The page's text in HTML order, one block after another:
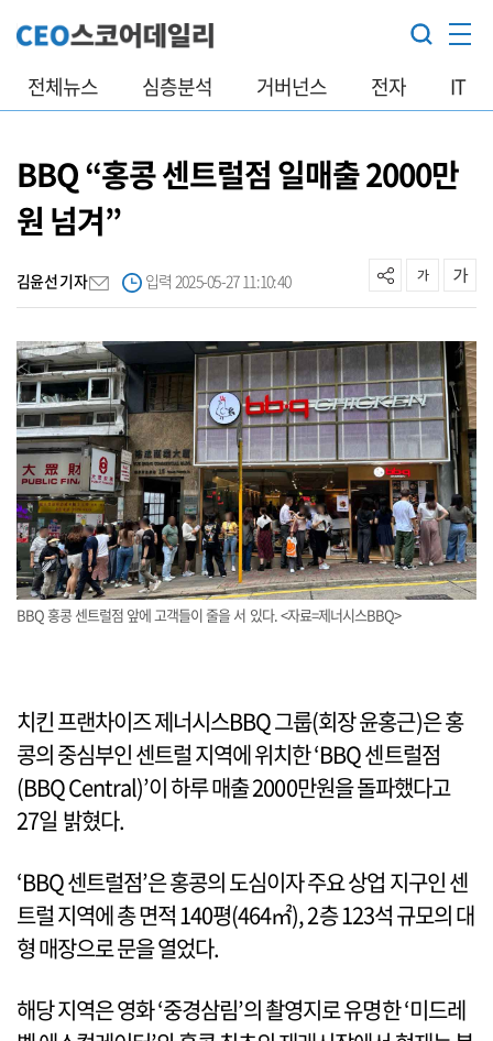
전체뉴스 심층분석 거버넌스 전자 IT
BBQ “홍콩 센트럴점 일매출 2000만
원 넘겨”
김윤선 기자 입력 2025-05-27 11:10:40
BBQ 홍콩 센트럴점 앞에 고객들이 줄을 서 있다. <자료=제너시스BBQ>
치킨 프랜차이즈 제너시스BBQ 그룹(회장 윤홍근)은 홍
콩의 중심부인 센트럴 지역에 위치한 ‘BBQ 센트럴점
(BBQ Central)’이 하루 매출 2000만원을 돌파했다고
27일 밝혔다.
‘BBQ 센트럴점’은 홍콩의 도심이자 주요 상업 지구인 센
트럴 지역에 총 면적 140평(464㎡), 2층 123석 규모의 대
형 매장으로 문을 열었다.
해당 지역은 영화 ‘중경삼림’의 촬영지로 유명한 ‘미드레